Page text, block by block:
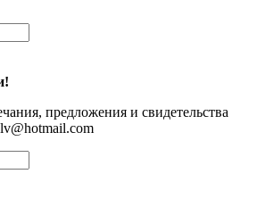
предложения и свидетельства